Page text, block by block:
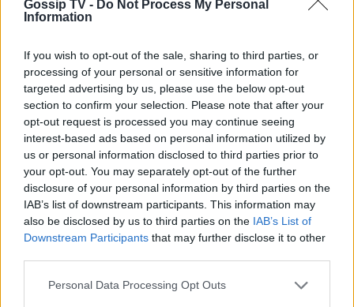
Gossip TV - Do Not Process My Personal
Information
If you wish to opt-out of the sale, sharing to third parties, or
processing of your personal or sensitive information for
targeted advertising by us, please use the below opt-out
section to confirm your selection. Please note that after your
opt-out request is processed you may continue seeing
interest-based ads based on personal information utilized by
us or personal information disclosed to third parties prior to
your opt-out. You may separately opt-out of the further
disclosure of your personal information by third parties on the
IAB’s list of downstream participants. This information may
also be disclosed by us to third parties on the IAB’s List of
Downstream Participants that may further disclose it to other
Personal Data Processing Opt Outs
ντοκιμαντέρ για εγκλήματα και κατά
Κρίνο και αγκάθι: Επιστρέφει μετά
τη φυλακή και δύο οικογένειες
μπαίνουν σε τροχιά σύγκρουσης
SHOWBIZ
Δημουλίδου:«Οι αναγνώστες που με
DPG NETWORK